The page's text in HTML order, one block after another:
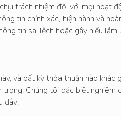
trách nhiệm đối với mọi hoạt
tin chính xác, hiện hành và
tin sai lệch hoặc gây hiểu lầm
và bất kỳ thỏa thuận nào khác
trọng. Chúng tôi đặc biệt nghiêm
đây: